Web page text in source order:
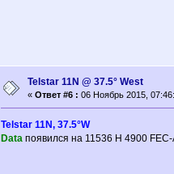
Telstar 11N @ 37.5° West
« Ответ #6 : 06 Ноябрь 2015,
Telstar 11N, 37.5°W
Data появился на 11536 H 4900